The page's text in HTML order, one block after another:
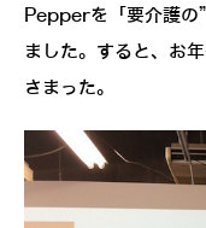
Pepperを「要介護
ました。すると、お
さまった。